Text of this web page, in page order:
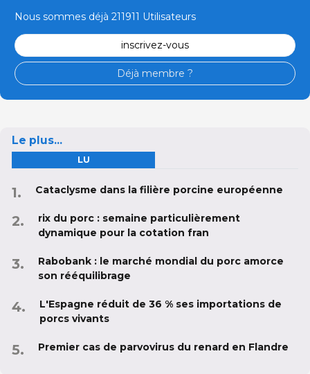
Nous sommes déjà 211911 Utilisateurs
inscrivez-vous
Déjà membre ?
Le plus...
LU
Cataclysme dans la filière porcine européenne
rix du porc : semaine particulièrement
dynamique pour la cotation fran
Rabobank : le marché mondial du porc amorce
son rééquilibrage
L'Espagne réduit de 36 % ses importations de
porcs vivants
Premier cas de parvovirus du renard en Flandre